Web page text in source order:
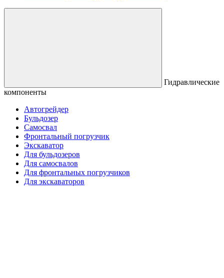
Гидравлические
компоненты
Автогрейдер
Бульдозер
Самосвал
Фронтальный погрузчик
Экскаватор
Для бульдозеров
Для самосвалов
Для фронтальных погрузчиков
Для экскаваторов